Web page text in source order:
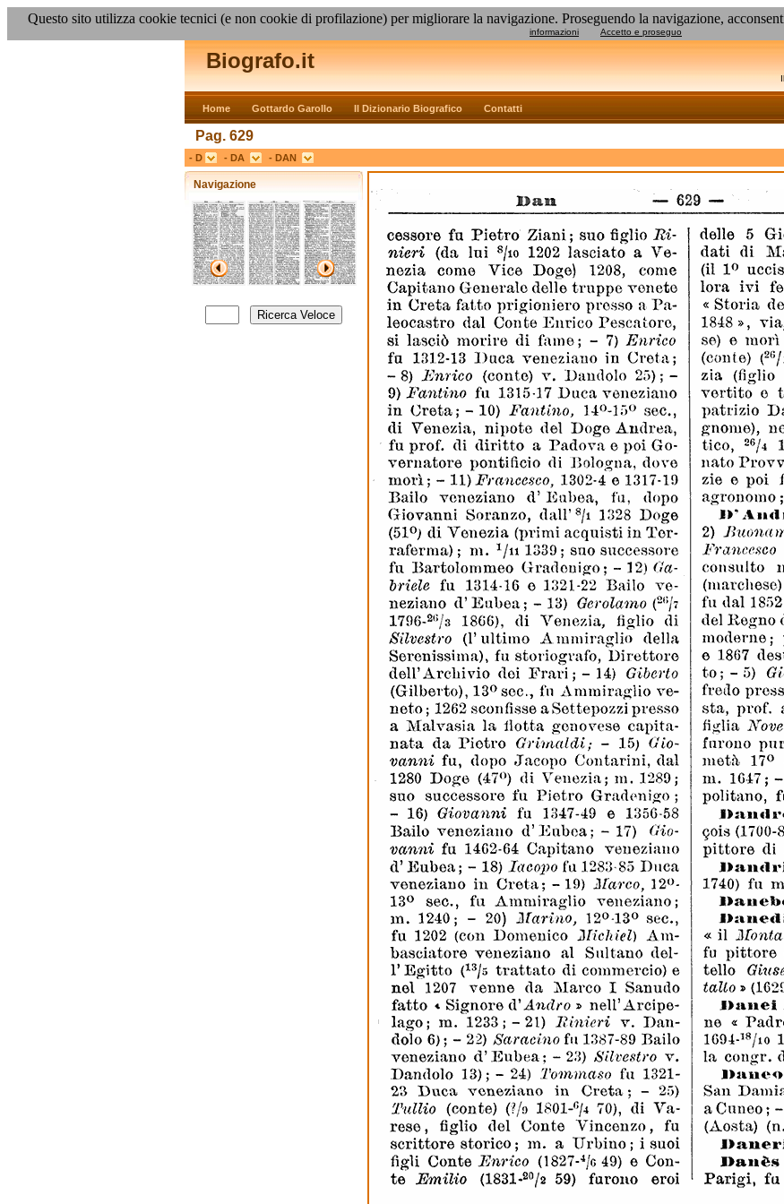
Questo sito utilizza cookie tecnici (e non cookie di profilazione) per migliorare la navigazione. Proseguendo la navigazione,
informazioni
Accetto e proseguo
Biografo.it
Home Gottardo Garollo Il Dizionario Biografico Contatti
Pag. 629
- D - DA - DAN
Navigazione